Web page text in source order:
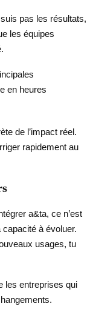
pas les résultats,
les équipes
en heures
de l’impact réel.
rapidement au
a&ta, ce n’est
capacité à évoluer.
usages, tu
les entreprises qui